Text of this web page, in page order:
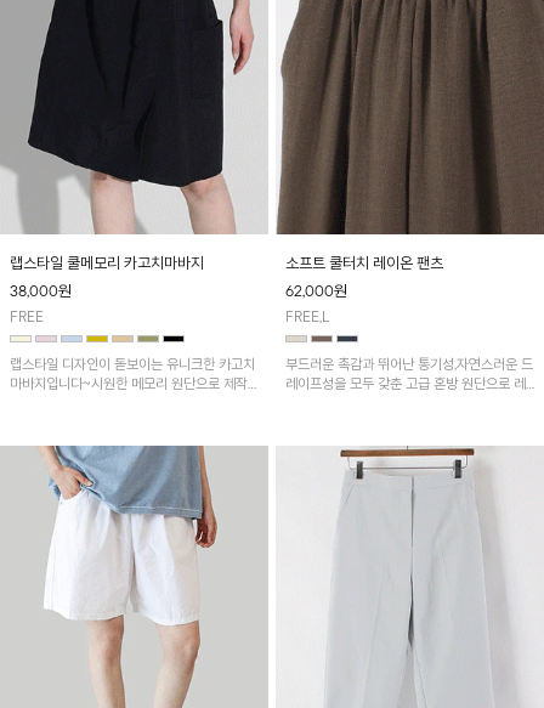
랩스타일 쿨메모리 카고치마바지
38,000원
FREE
랩스타일 디자인이 돋보이는 유니크한 카고치
마바지입니다~시원한 메모리 원단으로 제작
소프트 쿨터치 레이온 팬츠
62,000원
FREE,L
부드러운 촉감과 뛰어난 통기성,자연스러운 드
레이프성을 모두 갖춘 고급 혼방 원단으로 레